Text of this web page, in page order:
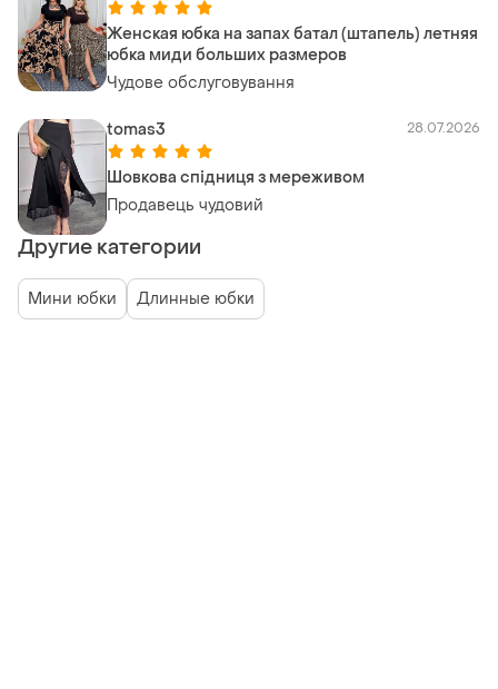
Женская юбка на запах батал (штапель) летняя
юбка миди больших размеров
Чудове обслуговування
tomas3 28.07.2026
Шовкова спідниця з мереживом
Продавець чудовий
Другие категории
Мини юбки Длинные юбки